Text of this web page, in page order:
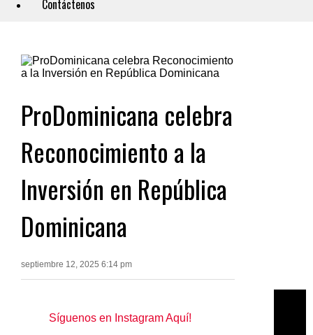
Contáctenos
ProDominicana celebra
Reconocimiento a la
Inversión en República
Dominicana
septiembre 12, 2025 6:14 pm
Síguenos en Instagram Aquí!